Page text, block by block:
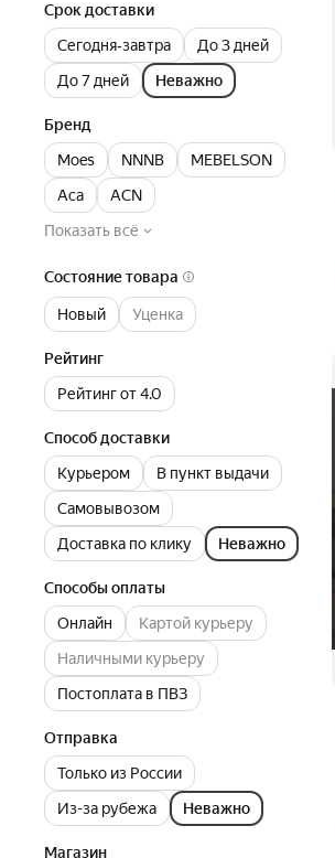
Срок доставки
Сегодня‐завтра
До 3 дней
До 7 дней
Неважно
Бренд
Moes
NNNB
MEBELSON
Aca
ACN
Показать всё
Состояние товара
Новый Уценка
Рейтинг
Рейтинг от 4.0
Способ доставки
Курьером
В пункт выдачи
Самовывозом
Доставка по клику
Неважно
Способы оплаты
Онлайн
Картой курьеру
Наличными курьеру
Постоплата в ПВЗ
Отправка
Только из России
Из-за рубежа
Неважно
Магазин